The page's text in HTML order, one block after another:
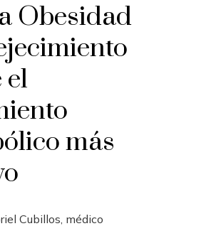
Obesidad
el
más
Cubillos, médico